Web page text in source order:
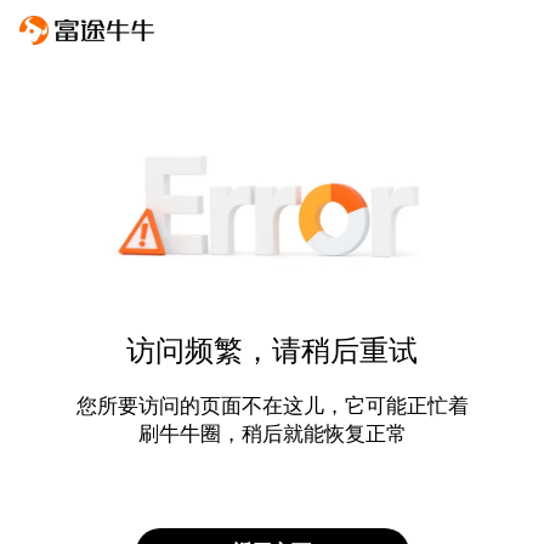
访问频繁，请稍后重试
您所要访问的页面不在这儿，它可能正忙着
刷牛牛圈，稍后就能恢复正常